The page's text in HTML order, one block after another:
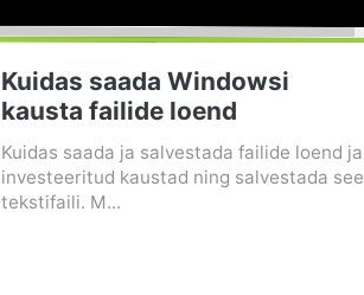
Kuidas saada Windowsi
kausta failide loend
Kuidas saada ja salvestada failide loend ja
investeeritud kaustad ning salvestada see
tekstifaili. M...